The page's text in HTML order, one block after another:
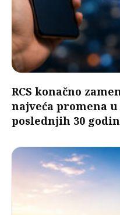
RCS konačno
najveća promena
poslednjih 30